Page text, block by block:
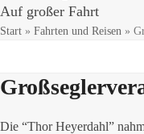
Auf großer Fahrt
Start » Fahrten und Reisen »
Die “Thor Heyerdahl”